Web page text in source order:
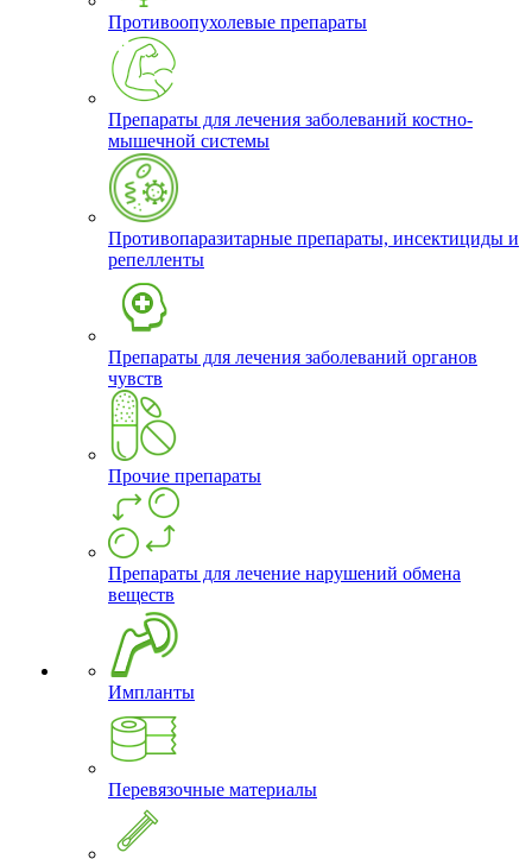
Противоопухолевые препараты
Препараты для лечения заболеваний костно-
мышечной системы
Противопаразитарные препараты, инсектициды и
репелленты
Препараты для лечения заболеваний органов
чувств
Прочие препараты
Препараты для лечение нарушений обмена
веществ
Импланты
Перевязочные материалы